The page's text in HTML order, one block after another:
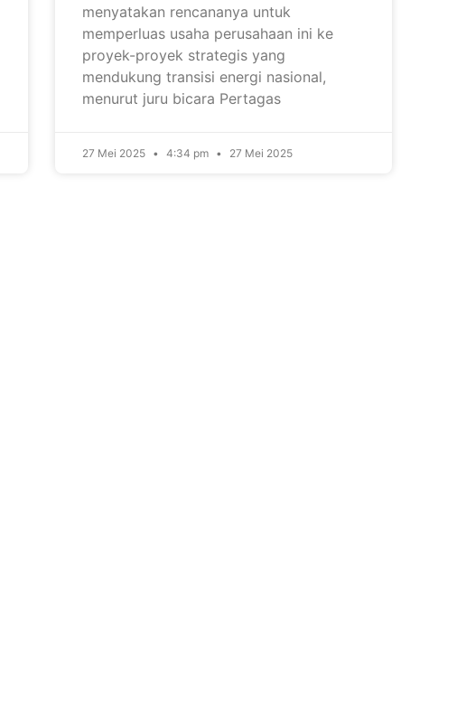
menyatakan rencananya untuk
memperluas usaha perusahaan ini ke
proyek-proyek strategis yang
mendukung transisi energi nasional,
menurut juru bicara Pertagas
27 Mei 2025 4:34 pm 27 Mei 2025